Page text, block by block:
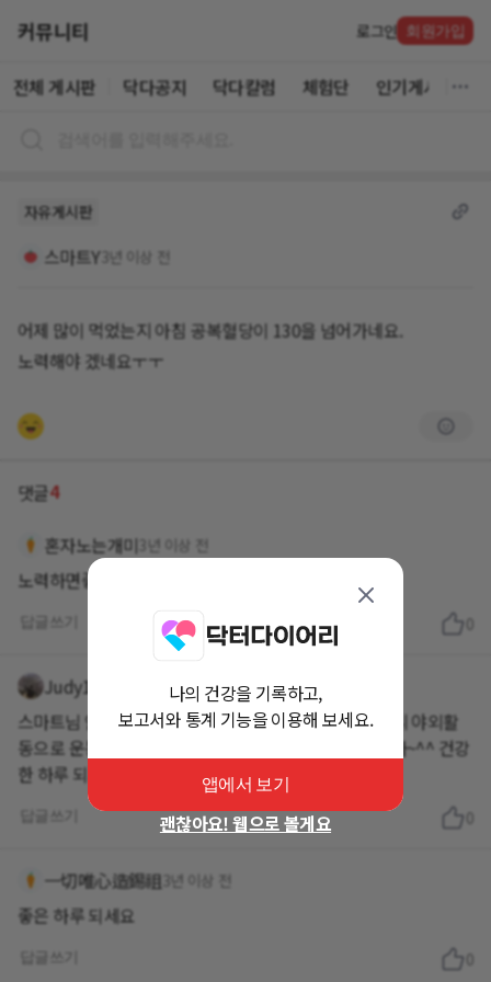
커뮤니티 로그인 회원가입
전체 게시판 닥다공지 닥다칼럼 체험단 인기게시글
자유게시판
스마트Y3년 이상 전
어제 많이 먹었는지 아침 공복혈당이 130을 넘어가네요.
노력해야 겠네요ㅜㅜ
댓글4
혼자노는개미 3년 이상 전
노력하면좋아지리라 장담합니다~화이팅!
Judy1
스마트님 안녕하세요 좋은 아침이에요! 오늘 날도 좋으니 야외활
동으로 운동하시며 잘 내려보시는 것도 좋을 것 같습니다~^^ 건강
한 하루 되세요!
一切唯心造錫祖 3년 이상 전
좋은 하루 되세요
나의 건강을 기록하고,
보고서와 통계 기능을 이용해 보세요.
앱에서 보기
괜찮아요! 웹으로 볼게요